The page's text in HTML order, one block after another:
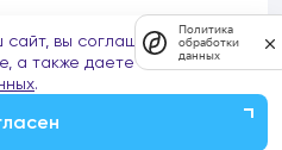
предложений частных услуг от
ремонтов, продажи
обращаем внимание на то, что
таких услуг, не имеет
и не обращается к частным
сайт, вы соглашаетесь на
а также даете согласие на
.
Политика
обработки
данных